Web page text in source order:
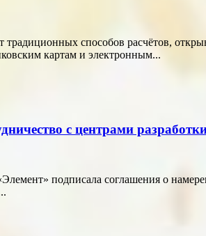
способов расчётов,
картам и электронным...
с центрами
подписала соглашения о